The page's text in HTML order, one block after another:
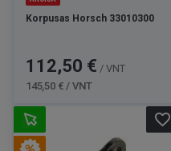
Korpusas Horsch 33010300
Kaina
112,50 € / VNT
145,50 € / VNT
favorite_border